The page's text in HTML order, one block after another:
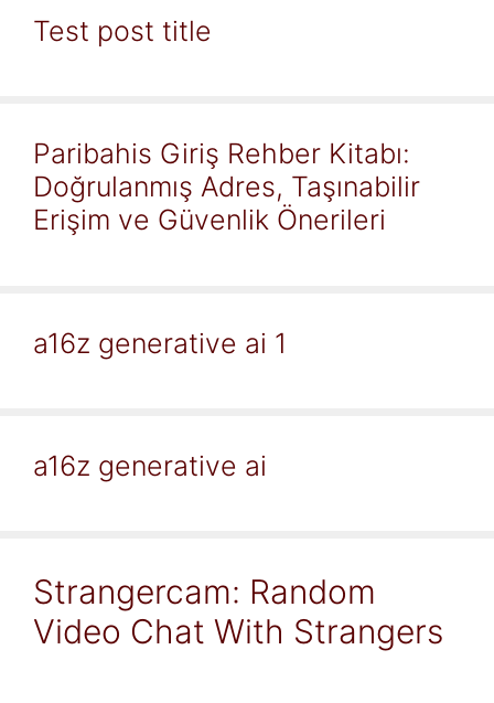
Test post title
Paribahis Giriş Rehber Kitabı:
Doğrulanmış Adres, Taşınabilir
Erişim ve Güvenlik Önerileri
a16z generative ai 1
a16z generative ai
Strangercam: Random
Video Chat With Strangers